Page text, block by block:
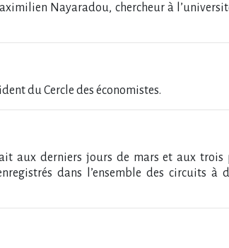
Nayaradou, chercheur à
du Cercle des économistes.
aux derniers jours de mars et aux trois
dans l’ensemble des circuits à